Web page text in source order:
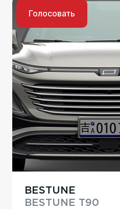
Голосовать
BESTUNE
BESTUNE T90